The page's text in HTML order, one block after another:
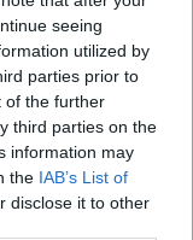
seeing
utilized by
parties prior to
of the further
third parties on the
information may
the IAB’s List of
disclose it to other